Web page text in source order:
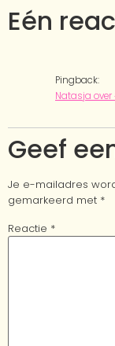
Eén
Pingback:
Natasja
Geef
Je e-mailadres
gemarkeerd met *
Reactie *